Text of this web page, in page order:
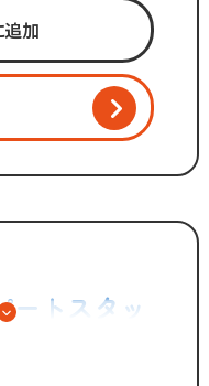
追加
ートスタッ
も安心の環